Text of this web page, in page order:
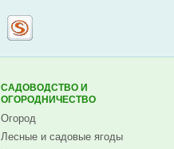
САДОВОДСТВО И
ОГОРОДНИЧЕСТВО
Огород
Лесные и садовые ягоды